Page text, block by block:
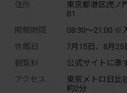
住所
東京都港区虎ノ
B1
開館時間
08:30～21:00 ※
休館日
7月15日、8月25
観覧料
公式サイトに準
アクセス
東京メトロ日比
約2分